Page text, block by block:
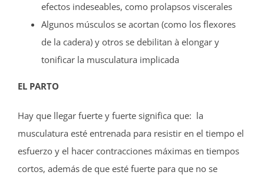
efectos indeseables, como prolapsos viscerales
Algunos músculos se acortan (como los flexores
de la cadera) y otros se debilitan à elongar y
tonificar la musculatura implicada
EL PARTO
Hay que llegar fuerte y fuerte significa que: la
musculatura esté entrenada para resistir en el tiempo el
esfuerzo y el hacer contracciones máximas en tiempos
cortos, además de que esté fuerte para que no se